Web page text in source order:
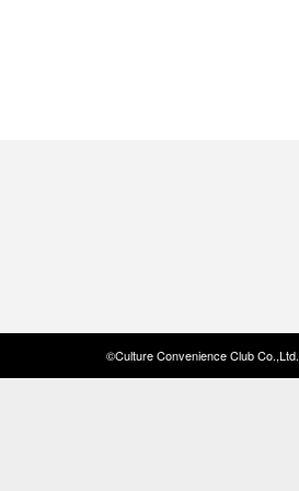
©Culture Convenience Club Co.,Ltd.